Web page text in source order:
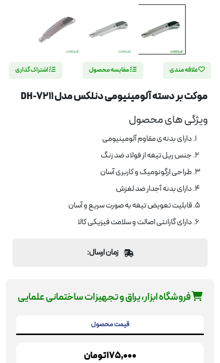
علاقه مندی مقایسه محصول اشتراک گذاری
موکت بر دسته آلومینیومی دنلکس مدل DH-7211
ویژگی های محصول
دارای بدنه‌ی مقاوم آلومینیومی
جنس ریل تیغه از فولاد ضد زنگ
طراحی ارگونومیک و کاربری آسان
دارای بدنه آجدار ضد لغزش
قابلیت تعویض تیغه به صورت سریع و آسان
دارای گارانتی اصالت و سلامت فیزیکی کالا
زمان ارسال:
فروشگاه ابزار، یراق و تجهیزات ساختمانی علمایی
قیمت محصول
175,000تومان